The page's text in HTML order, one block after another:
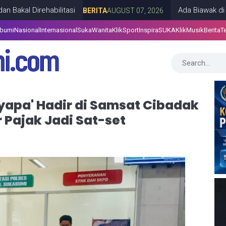
BERITAAUGUST 07, 2026 Ada Biawak di Plafon
Nasional Internasional SukaWanitaKlikSportInspiraSUKAKlikMusikBerita
Hadir di Samsat Cibadak
Pajak Jadi Sat-set